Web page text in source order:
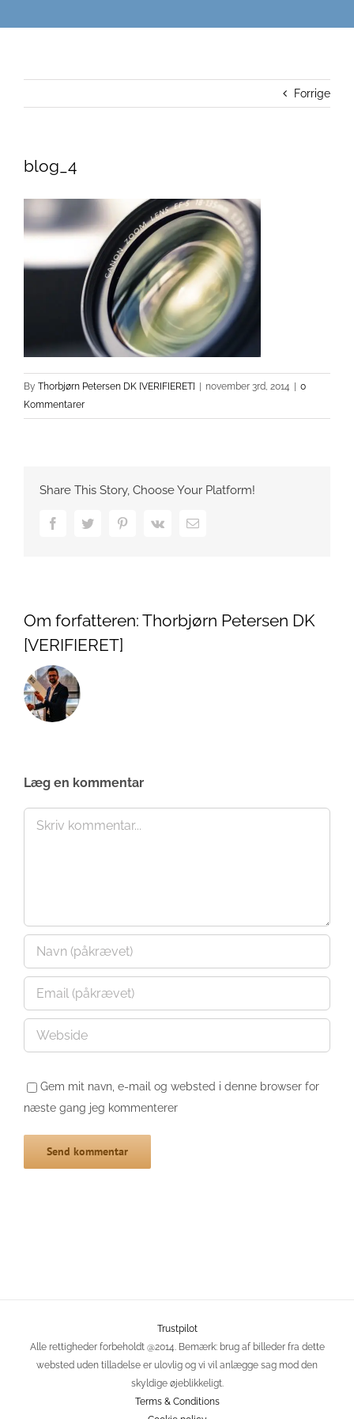
Forrige
blog_4
By Thorbjørn Petersen DK [VERIFIERET] | november 3rd, 2014 | 0
Kommentarer
Share This Story, Choose Your Platform!
FacebookTwitter PinterestVk Email
Om forfatteren: Thorbjørn Petersen DK
[VERIFIERET]
Læg en kommentar
Comment
Gem mit navn, e-mail og websted i denne browser for
næste gang jeg kommenterer
Trustpilot
Alle rettigheder forbeholdt @2014. Bemærk: brug af billeder fra dette
websted uden tilladelse er ulovlig og vi vil anlægge sag mod den
skyldige øjeblikkeligt.
Terms & Conditions